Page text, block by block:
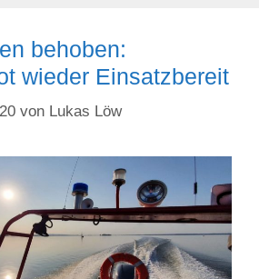
behoben:
wieder Einsatzbereit
von Lukas Löw